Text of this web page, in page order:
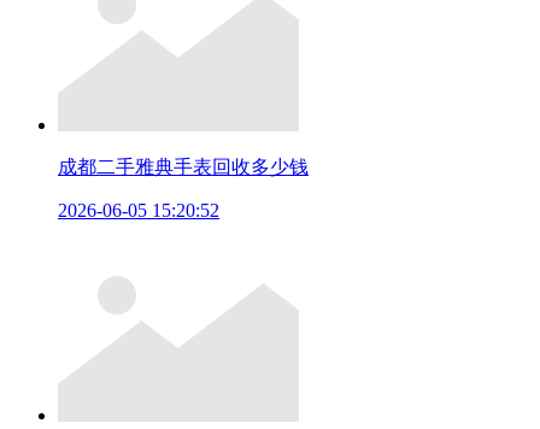
成都二手雅典手表回收多少钱
2026-06-05 15:20:52